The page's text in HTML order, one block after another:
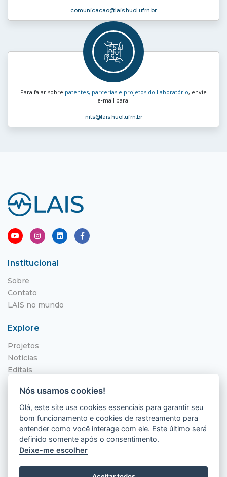
comunicacao@lais.huol.ufrn.br
Para falar sobre patentes, parcerias e projetos do Laboratório, envie
e‑mail para:
nits@lais.huol.ufrn.br
Institucional
Sobre
Contato
LAIS no mundo
Explore
Projetos
Notícias
Editais
Localização
Hospital Universitário Onofre Lopes - HUOL
Av. Nilo Peçanha, 620 - Petrópolis
Natal - RN, 59012-300
Nós usamos cookies!
Olá, este site usa cookies essenciais para garantir seu
bom funcionamento e cookies de rastreamento para
entender como você interage com ele. Este último será
definido somente após o consentimento.
Deixe-me escolher